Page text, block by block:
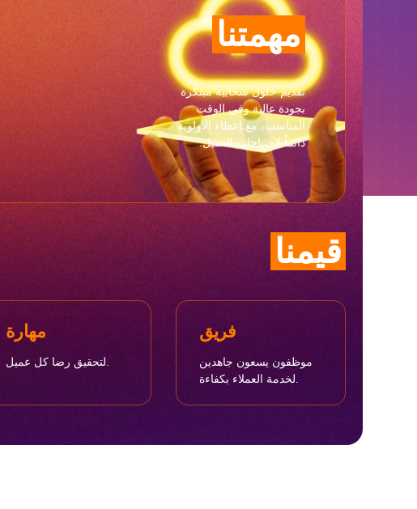
مهمتنا
تقديم حلول سحابية مبتكرة
بجودة عالية وفي الوقت
المناسب، مع إعطاء الأولوية
دائماً لاحتياجات العميل.
قيمنا
مهارة فريق
موظفون يسعون جاهدين